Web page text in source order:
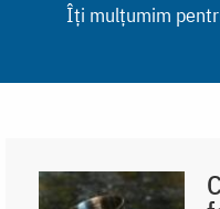
Îți mulțumim